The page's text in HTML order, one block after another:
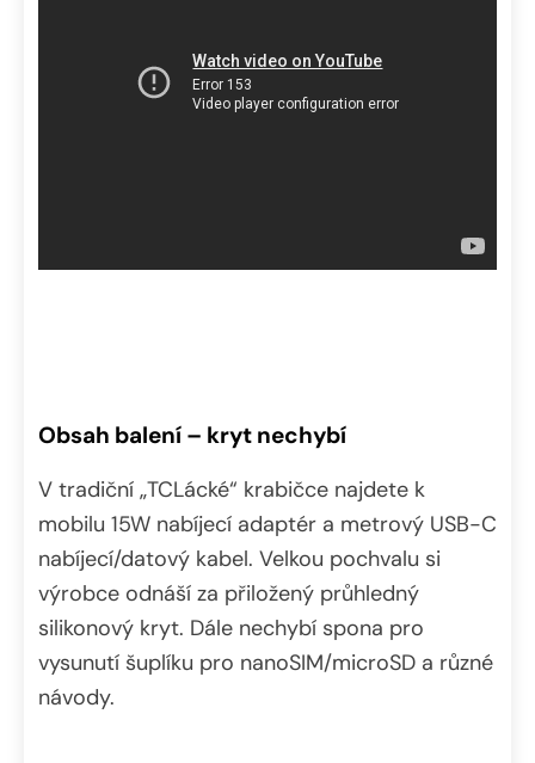
Obsah balení – kryt nechybí
V tradiční „TCLácké“ krabičce najdete k
mobilu 15W nabíjecí adaptér a metrový USB-C
nabíjecí/datový kabel. Velkou pochvalu si
výrobce odnáší za přiložený průhledný
silikonový kryt. Dále nechybí spona pro
vysunutí šuplíku pro nanoSIM/microSD a různé
návody.